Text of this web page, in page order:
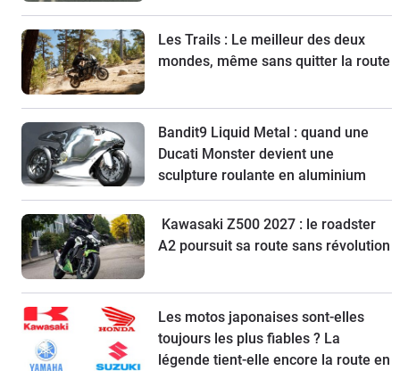
Les Trails : Le meilleur des deux
mondes, même sans quitter la route
Bandit9 Liquid Metal : quand une
Ducati Monster devient une
sculpture roulante en aluminium
Kawasaki Z500 2027 : le roadster
A2 poursuit sa route sans révolution
Les motos japonaises sont-elles
toujours les plus fiables ? La
légende tient-elle encore la route en